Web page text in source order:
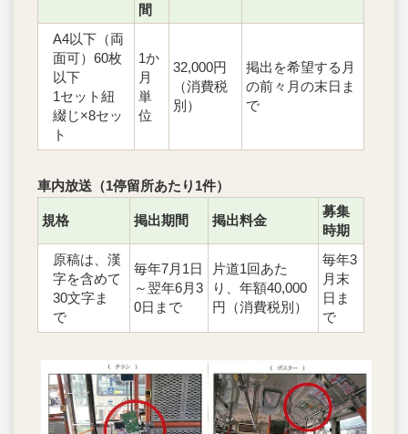
間
A4以下（両
面可）60枚
以下
1セット紐
綴じ×8セッ
ト
1か
月
単
位
32,000円
（消費税
別）
掲出を希望する月
の前々月の末日ま
で
車内放送（1停留所あたり1件）
規格 掲出期間 掲出料金
募集
時期
原稿は、漢
字を含めて
30文字ま
で
毎年7月1日
～翌年6月3
0日まで
片道1回あた
り、年額40,000
円（消費税別）
毎年3
月末
日ま
で